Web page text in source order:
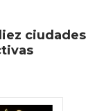
ciudades